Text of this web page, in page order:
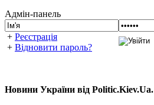
Адмін-панель
+ Реєстрація
+ Відновити пароль?
Новини України від Politic.Kiev.Ua.